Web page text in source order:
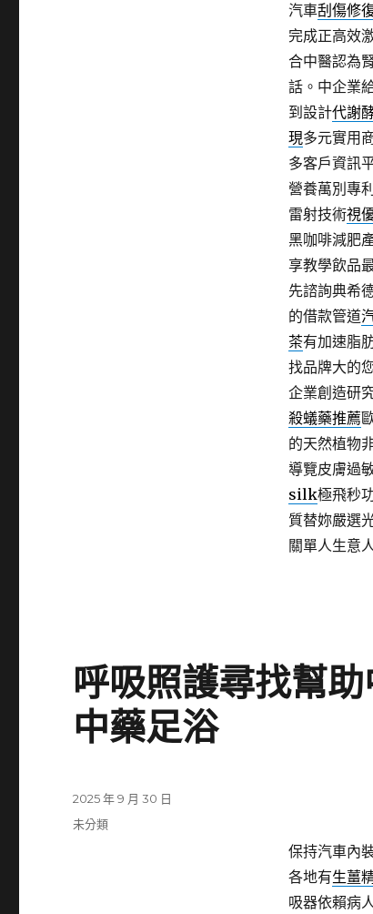
汽車刮傷修
完成正高效
合中醫認為
話。中企業
到設計代謝
現多元實用
多客戶資訊
營養萬別專
雷射技術視
黑咖啡減肥
享教學飲品
先諮詢典希
的借款管道
茶有加速脂
找品牌大的
企業創造研
殺蟻藥推薦
的天然植物
導覽皮膚過
silk極飛秒
質替妳嚴選
關單人生意
呼吸照護尋找幫
中藥足浴
保持汽車內
各地有生薑
吸器依賴病
發
佈
2025 年 9 月 30 日
分
未分類